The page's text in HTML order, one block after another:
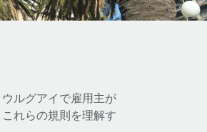
ルグアイで雇用主が
れらの規則を理解す